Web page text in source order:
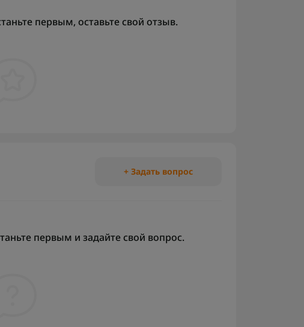
первым, оставьте свой отзыв.
+ Задать вопрос
первым и задайте свой вопрос.